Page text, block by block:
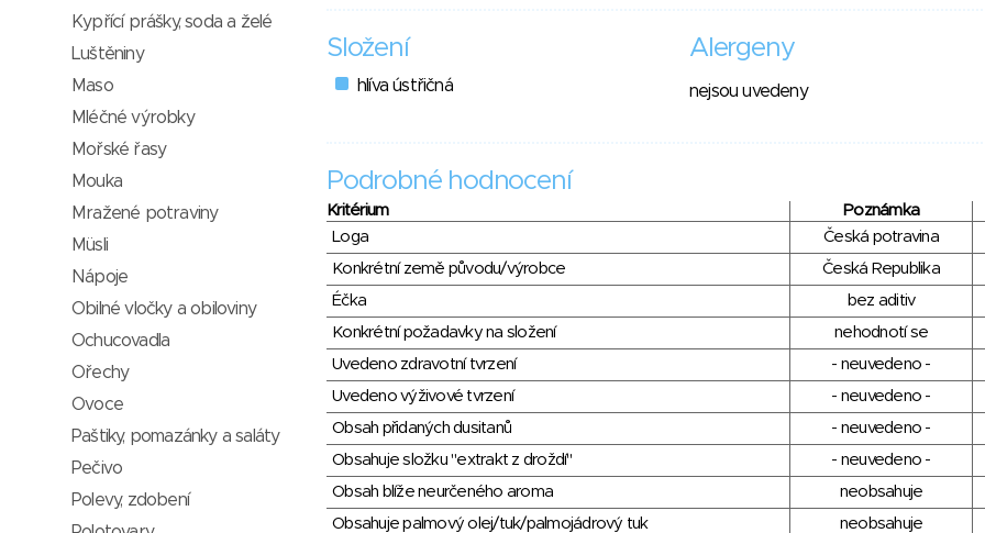
Složení
hlíva ústřičná
Alergeny
nejsou uvedeny
Podrobné hodnocení
Kritérium Poznámka
Loga
Česká potravina
Konkrétní země původu/výrobce
Česká Republika
Éčka
bez aditiv
Konkrétní požadavky na složení
nehodnotí se
Uvedeno zdravotní tvrzení
- neuvedeno -
Uvedeno výživové tvrzení
- neuvedeno -
Obsah přidaných dusitanů
- neuvedeno -
Obsahuje složku "extrakt z droždí"
- neuvedeno -
Obsah blíže neurčeného aroma
neobsahuje
Obsahuje palmový olej/tuk/palmojádrový tuk
neobsahuje
Kypřící prášky, soda a želé
Luštěniny
Maso
Mléčné výrobky
Mořské řasy
Mouka
Mražené potraviny
Müsli
Nápoje
Obilné vločky a obiloviny
Ochucovadla
Ořechy
Ovoce
Paštiky, pomazánky a saláty
Pečivo
Polevy, zdobení